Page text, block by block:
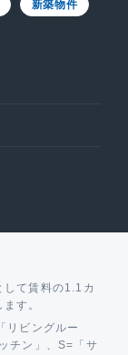
新築物件
して賃料の1.1カ
す。
リビングルー
チン」、S=「サ